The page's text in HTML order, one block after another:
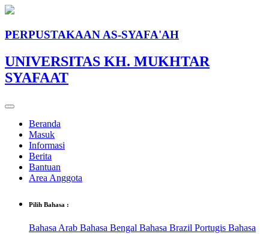
PERPUSTAKAAN AS-SYAFA'AH
UNIVERSITAS KH. MUKHTAR
SYAFAAT
Beranda
Masuk
Informasi
Berita
Bantuan
Area Anggota
Pilih Bahasa :
Bahasa Arab Bahasa Bengal Bahasa Brazil Portugis Bahasa